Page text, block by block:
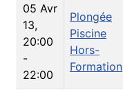
05 Avr
13,
20:00
-
22:00
Plongée
Piscine
Hors-
Formation